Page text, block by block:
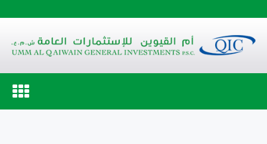
Toggle
navigation